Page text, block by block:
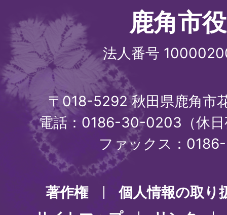
鹿角市
法人番号
〒018-5292 秋田県鹿角市
電話：0186-30-0203（休
ファックス：
著作権
個人情報の取り